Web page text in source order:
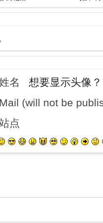
名
想要显示头像？
Mail (will not be
点